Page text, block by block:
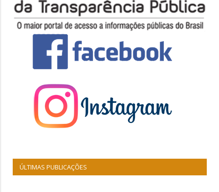
ÚLTIMAS PUBLICAÇÕES